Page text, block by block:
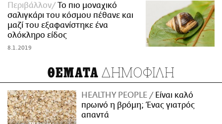
Περιβάλλον
Το πιο μοναχικό
σαλιγκάρι του κόσμου πέθανε και
μαζί του εξαφανίστηκε ένα
ολόκληρο είδος
8.1.2019
ΘΕΜΑΤΑ ΔΗΜΟΦΙΛΗ
HEALTHY PEOPLE
Είναι καλό
πρωινό η βρόμη; Ένας γιατρός
απαντά